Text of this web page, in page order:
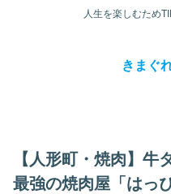
人生を楽しむため
きまぐ
【人形町・焼肉】牛
最強の焼肉屋「はっ